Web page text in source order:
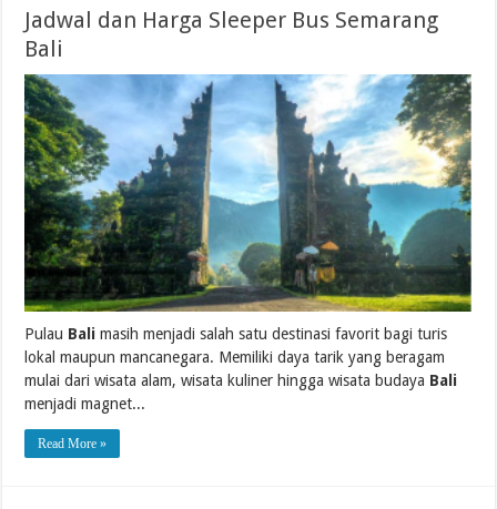
Jadwal dan Harga Sleeper Bus Semarang
Bali
Pulau Bali masih menjadi salah satu destinasi favorit bagi turis
lokal maupun mancanegara. Memiliki daya tarik yang beragam
mulai dari wisata alam, wisata kuliner hingga wisata budaya Bali
menjadi magnet...
Read More »